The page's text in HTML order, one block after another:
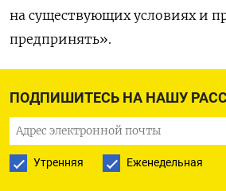
ПОДПИШИТЕСЬ НА НАШУ
Утренняя Еженедельная
на существующих условиях и
предпринять».
Reutersсообщил , что Украина
бесплатно передавать свои
редкоземельные металлы, США,
к их совместной разработке.